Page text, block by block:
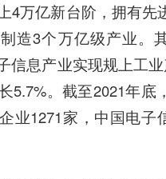
4万亿新台阶，拥有先
造3个万亿级产业。
信息产业实现规上工
5.7%。截至2021年底
业1271家， 中国电子